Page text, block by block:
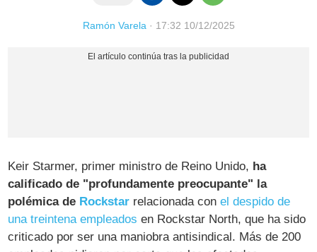
Ramón Varela· 17:32 10/12/2025
Keir Starmer, primer ministro de Reino Unido, ha
calificado de "profundamente preocupante" la
polémica de Rockstar relacionada conel despido de
una treintena empleados en Rockstar North, que ha sido
criticado por ser una maniobra antisindical. Más de 200